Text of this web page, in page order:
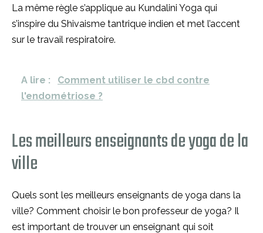
La même règle s’applique au Kundalini Yoga qui
s’inspire du Shivaisme tantrique indien et met l’accent
sur le travail respiratoire.
A lire :
Comment utiliser le cbd contre
l'endométriose ?
Les meilleurs enseignants de yoga de la
ville
Quels sont les meilleurs enseignants de yoga dans la
ville? Comment choisir le bon professeur de yoga? Il
est important de trouver un enseignant qui soit